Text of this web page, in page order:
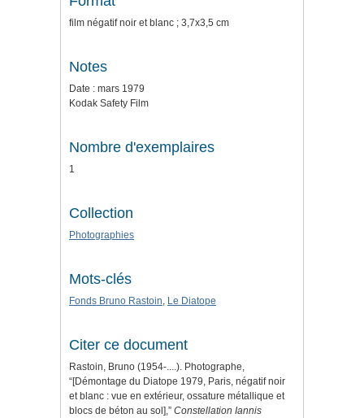
film négatif noir et blanc ; 3,7x3,5 cm
Notes
Date : mars 1979
Kodak Safety Film
Nombre d'exemplaires
1
Collection
Photographies
Mots-clés
Fonds Bruno Rastoin, Le Diatope
Citer ce document
Rastoin, Bruno (1954-....). Photographe,
“[Démontage du Diatope 1979, Paris, négatif noir
et blanc : vue en extérieur, ossature métallique et
blocs de béton au sol],” Constellation Iannis